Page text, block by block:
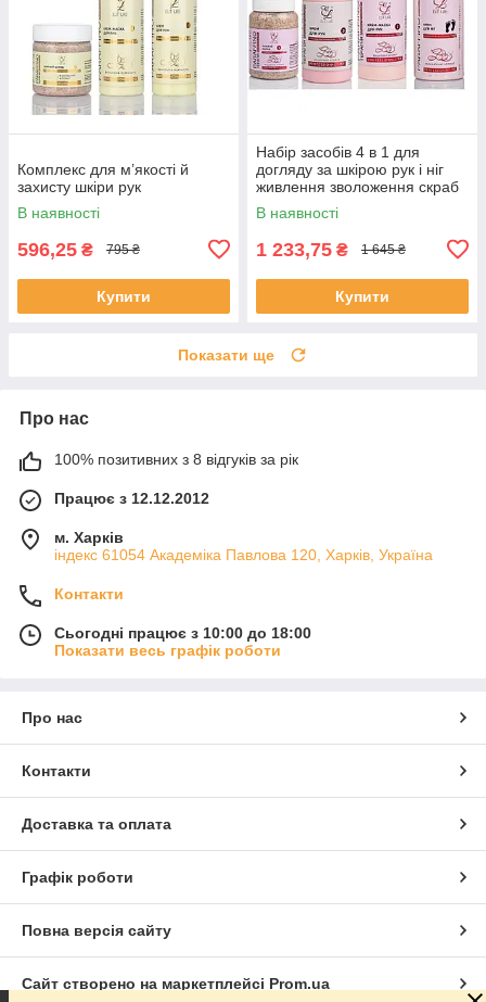
Комплекс для м’якості й
захисту шкіри рук
В наявності
596,25 ₴ 795 ₴
Купити
Набір засобів 4 в 1 для
догляду за шкірою рук і ніг
живлення зволоження скраб
маска крем ВЕЛИКИЙ Elit Lab
вишня
В наявності
1 233,75 ₴ 1 645 ₴
Купити
Показати ще
Про нас
100% позитивних з 8 відгуків за рік
Працює з 12.12.2012
м. Харків
індекс 61054 Академіка Павлова 120, Харків, Україна
Контакти
Сьогодні працює з 10:00 до 18:00
Показати весь графік роботи
Про нас
Контакти
Доставка та оплата
Графік роботи
Повна версія сайту
Сайт створено на маркетплейсі Prom.ua